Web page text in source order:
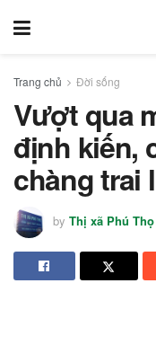
Trang chủ Đời sống
Vượt qua
định kiến,
chàng trai
by Thị xã Phú Thọ